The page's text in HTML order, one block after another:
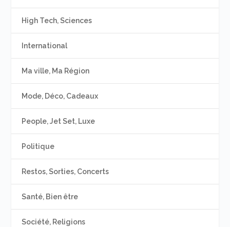
High Tech, Sciences
International
Ma ville, Ma Région
Mode, Déco, Cadeaux
People, Jet Set, Luxe
Politique
Restos, Sorties, Concerts
Santé, Bien être
Société, Religions